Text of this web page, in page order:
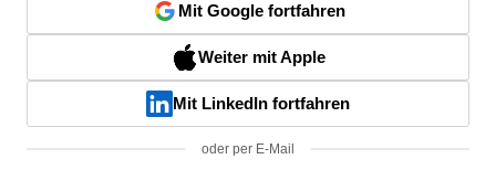
Mit Google fortfahren
Weiter mit Apple
Mit LinkedIn fortfahren
oder per E-Mail